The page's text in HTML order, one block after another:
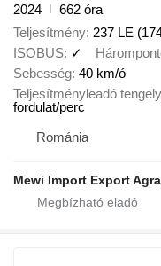
2024
662 óra
Teljesítmény 237 LE
ISOBUS ✓
Sebesség 40 km/ó
Teljesítményleadó
fordulat/perc
Románia
Mewi Import Export